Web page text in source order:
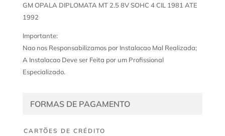
GM OPALA DIPLOMATA MT 2.5 8V SOHC 4 CIL 1981 ATE
1992
Importante:
Nao nos Responsabilizamos por Instalacao Mal Realizada;
A Instalacao Deve ser Feita por um Profissional
Especializado.
FORMAS DE PAGAMENTO
CARTÕES DE CRÉDITO